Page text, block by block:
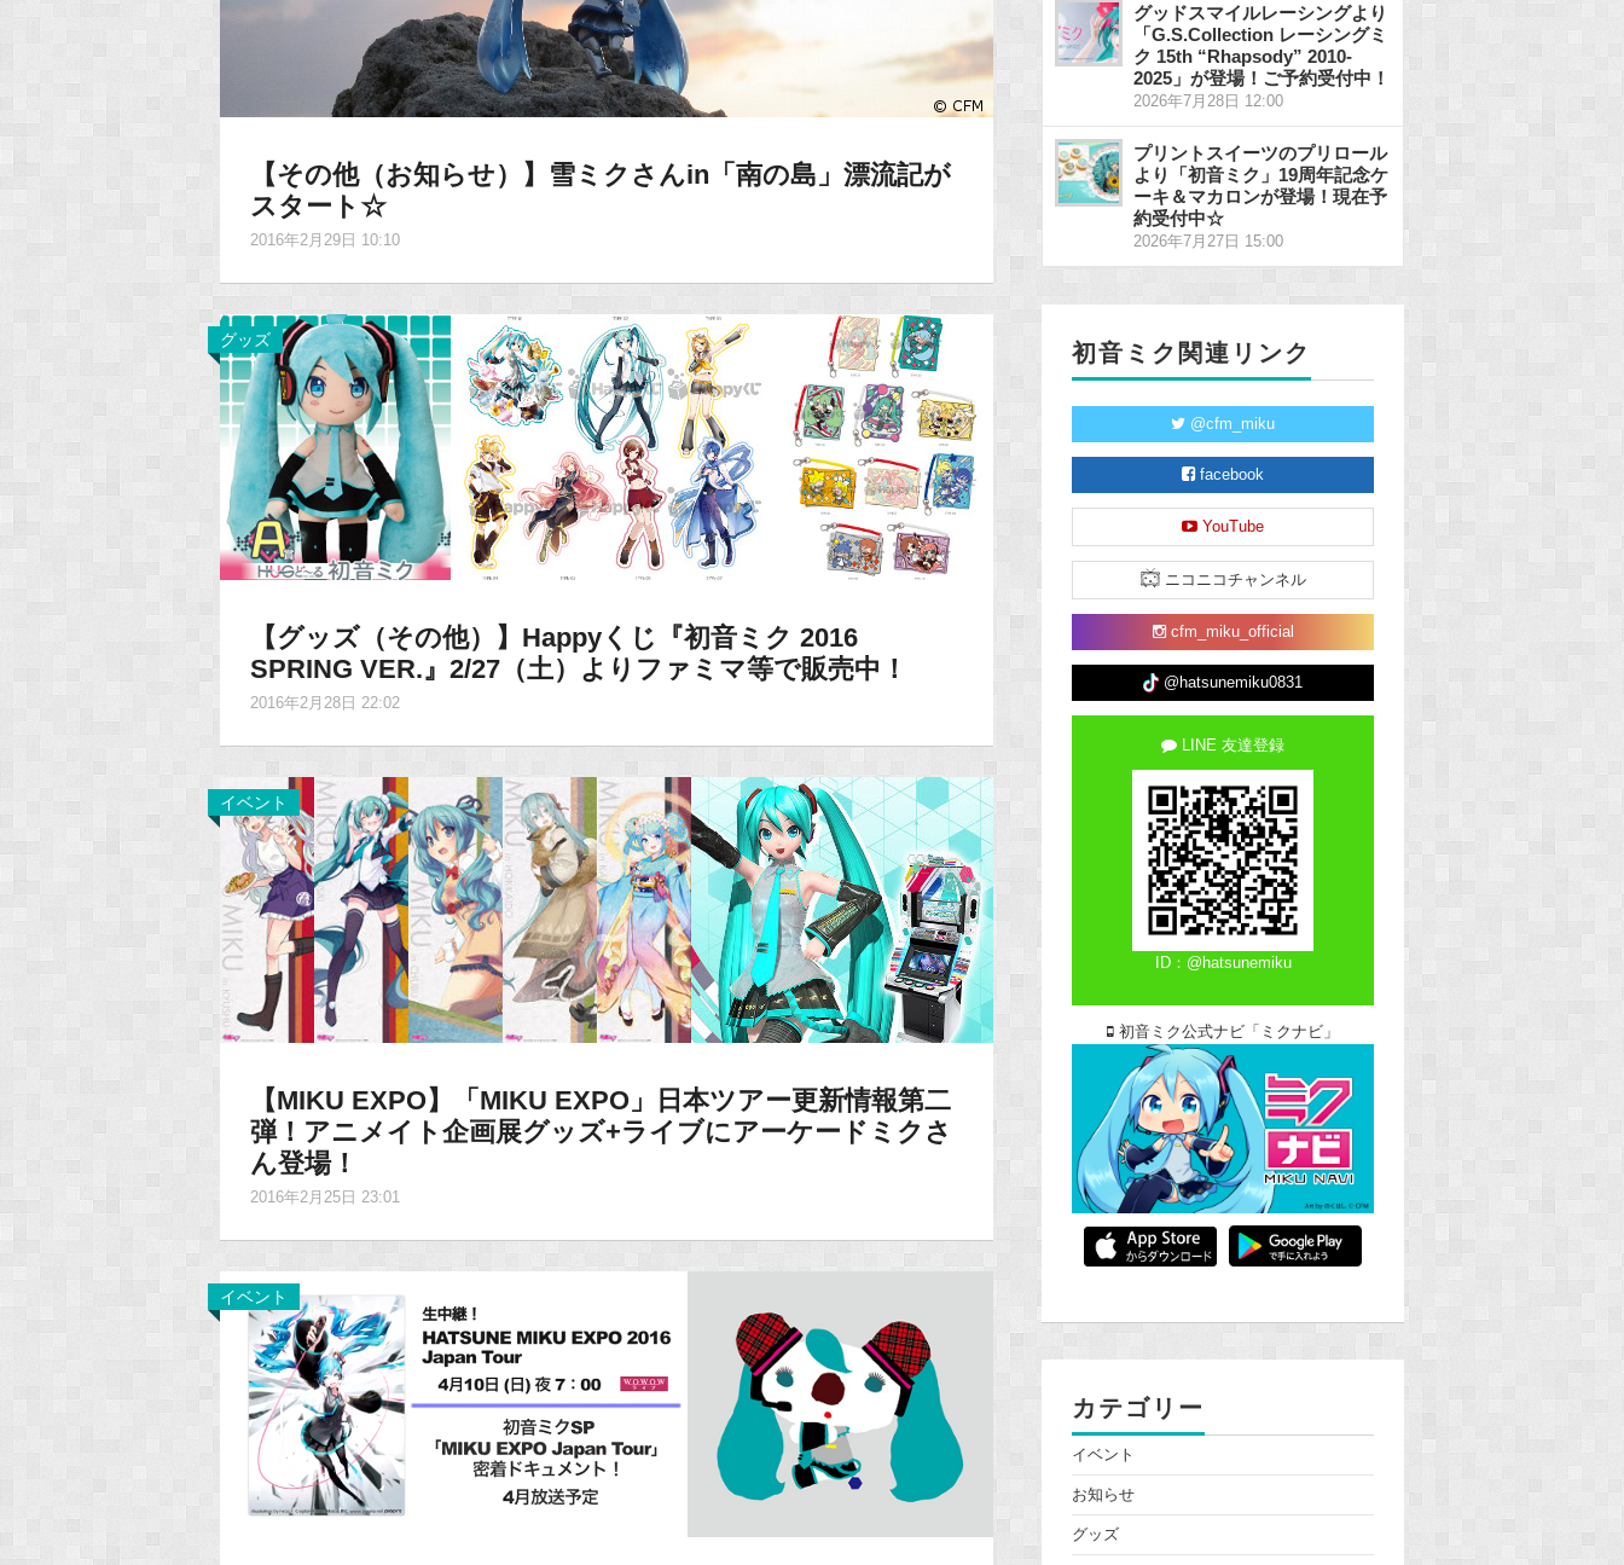
【その他（お知らせ）】雪ミクさんin「南の島」漂流記が
スタート☆
2016年2月29日 10:10
グッズ
【グッズ（その他）】Happyくじ『初音ミク 2016
SPRING VER.』2/27（土）よりファミマ等で販売中！
2016年2月28日 22:02
イベント
【MIKU EXPO】「MIKU EXPO」日本ツアー更新情報第二
弾！アニメイト企画展グッズ+ライブにアーケードミクさ
ん登場！
2016年2月25日 23:01
イベント
グッドスマイルレーシングより
「G.S.Collection レーシングミ
ク 15th “Rhapsody” 2010-
2025」が登場！ご予約受付中！
2026年7月28日 12:00
プリントスイーツのプリロール
より「初音ミク」19周年記念ケ
ーキ＆マカロンが登場！現在予
約受付中☆
2026年7月27日 15:00
初音ミク関連リンク
@cfm_miku
facebook
YouTube
ニコニコチャンネル
cfm_miku_official
@hatsunemiku0831
LINE 友達登録
ID：@hatsunemiku
初音ミク公式ナビ「ミクナビ」
カテゴリー
イベント
お知らせ
グッズ